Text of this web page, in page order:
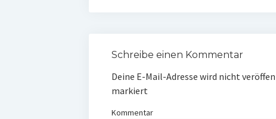
Schreibe einen Kommentar
Deine E-Mail-Adresse wird nicht
markiert
Kommentar